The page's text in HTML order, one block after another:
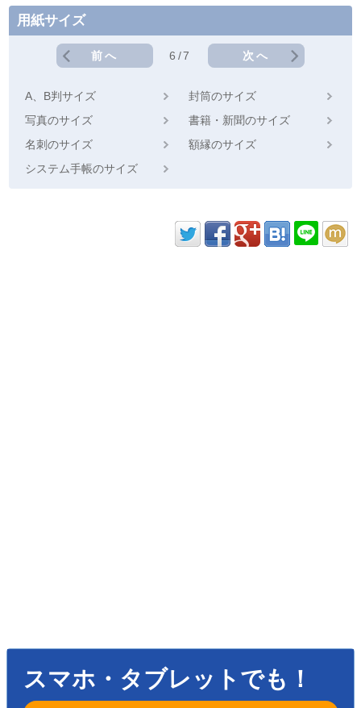
用紙サイズ
前へ 6/7 次へ
A、B判サイズ
封筒のサイズ
写真のサイズ
書籍・新聞のサイズ
名刺のサイズ
額縁のサイズ
システム手帳のサイズ
スマホ・タブレットでも！